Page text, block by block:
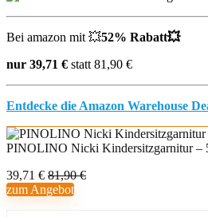
Bei amazon mit 💥52% Rabatt💥
nur 39,71 € statt 81,90 €
Entdecke die Amazon Warehouse
PINOLINO Nicki Kindersitzgarnitur –
39,71 € 81,90 €
zum Angebot